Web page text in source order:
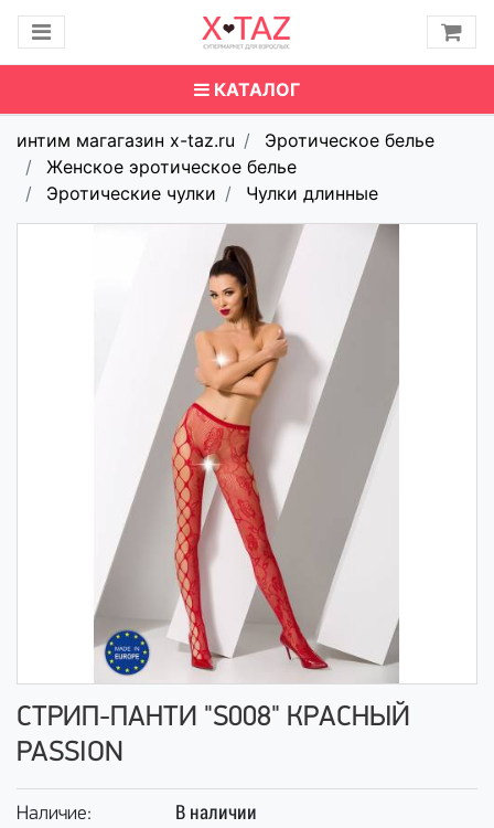
КАТАЛОГ
интим магагазин x-taz.ru
Эротическое белье
Женское эротическое белье
Эротические чулки
Чулки длинные
СТРИП-ПАНТИ "S008" КРАСНЫЙ
PASSION
Наличие: В наличии